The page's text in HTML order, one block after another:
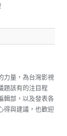
力量，為台灣影視
題該有的注目程
輯部，以及發表各
得與建議，也歡迎